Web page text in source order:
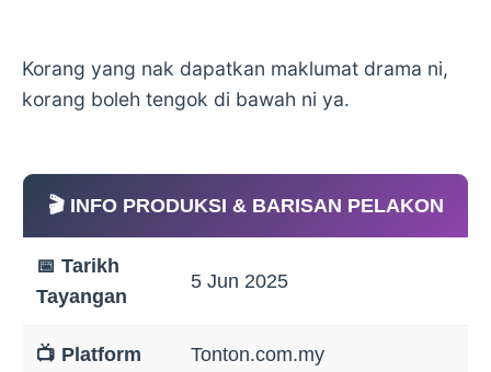
Korang yang nak dapatkan maklumat drama ni,
korang boleh tengok di bawah ni ya.
🎬 INFO PRODUKSI & BARISAN PELAKON
📅 Tarikh
Tayangan
5 Jun 2025
📺 Platform Tonton.com.my